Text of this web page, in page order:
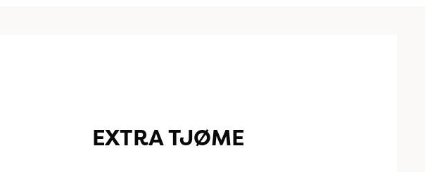
EXTRA TJØME